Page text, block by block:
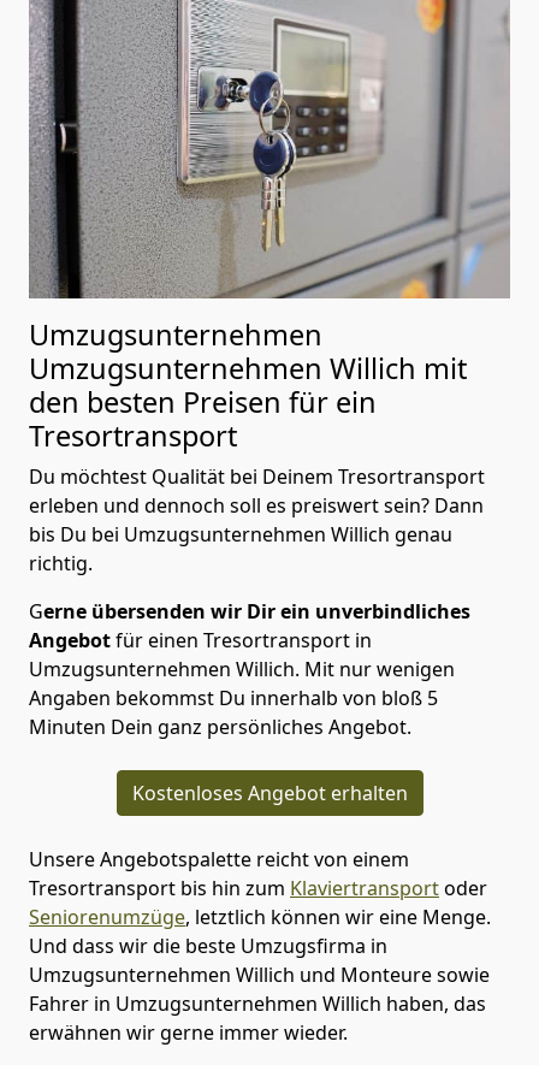
Umzugsunternehmen
Umzugsunternehmen Willich mit
den besten Preisen für ein
Tresortransport
Du möchtest Qualität bei Deinem Tresortransport
erleben und dennoch soll es preiswert sein? Dann
bis Du bei Umzugsunternehmen Willich genau
richtig.
Gerne übersenden wir Dir ein unverbindliches
Angebotfür einen Tresortransport in
Umzugsunternehmen Willich. Mit nur wenigen
Angaben bekommst Du innerhalb von bloß 5
Minuten Dein ganz persönliches Angebot.
Kostenloses Angebot erhalten
Unsere Angebotspalette reicht von einem
Tresortransport bis hin zum Klaviertransportoder
Seniorenumzüge, letztlich können wir eine Menge.
Und dass wir die beste Umzugsfirma in
Umzugsunternehmen Willich und Monteure sowie
Fahrer in Umzugsunternehmen Willich haben, das
erwähnen wir gerne immer wieder.